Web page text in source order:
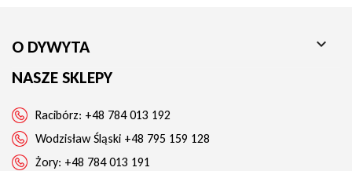
O DYWYTA 
NASZE SKLEPY
Racibórz: +48 784 013 192
Wodzisław Śląski +48 795 159 128
Żory: +48 784 013 191